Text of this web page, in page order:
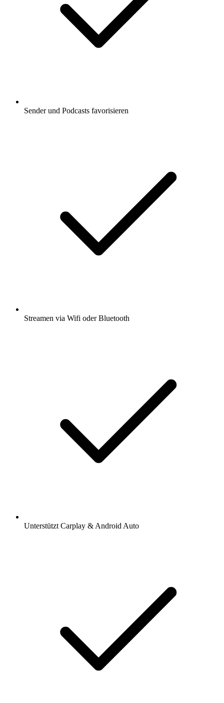
Sender und Podcasts favorisieren
Streamen via Wifi oder Bluetooth
Unterstützt Carplay & Android Auto